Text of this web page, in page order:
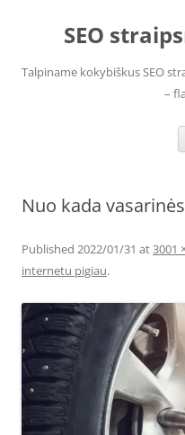
contentSEO
Talpiname kokybiškus SEO
–
Nuo kada
Published 2022/01/31 at3001
internetu pigiau.